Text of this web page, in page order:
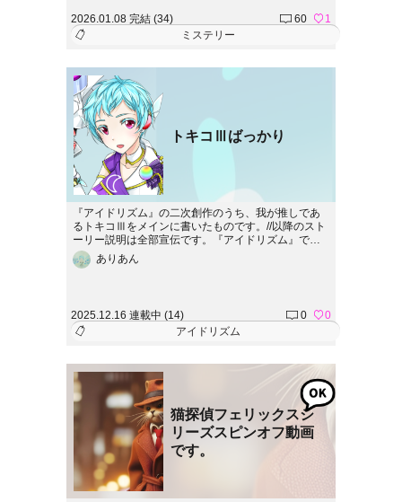
盗よ。酒を愛し、義理に生きる、この世のしがらみ
に囚われぬ男である。ある日のこと、一軒の質屋雪
乃屋へと持ち込まれたは、一つの奇妙な依頼。「教
一升瓶一本。それを聞いた鷹丸、面白がって引き受
けたが、さてさて、ただの盗みと思うたが運の尽き
――。その絵こそ、災いを招く呪われし絵画であっ
た。恐ろしき儀式が行われ、陰に潜む者たちが蠢く
闇の中、鷹丸は一人のシスターと出会う。その名も
澄音。清き祈りを捧げる彼女と、闇を駆ける盗人。
交わるはずのなかった二つの運命が、今、ひとつに
絡まり合う――。さぁ、これより語るは、妖しき夜
に蠢く陰謀の物語。どうぞ、最後までごゆるりと。
2026.01.08 完結 (34) 60
1
ミステリー
トキコⅢばっかり
『アイドリズム』の二次創作のうち、我が推しであ
るトキコⅢをメインに書いたものです。//以降のスト
ーリー説明は全部宣伝です。『アイドリズム』で検
索！kakuzooエピソードのいいねや外部サイトの動画
高評価などよろしくお願いします！//トキコⅢは『自
オリジナル曲『感情code』ぜひ聴いてください。
ありあん
2025.12.16 連載中 (14) 0
0
アイドリズム
猫探偵フェリックスシ
リーズスピンオフ動画
です。